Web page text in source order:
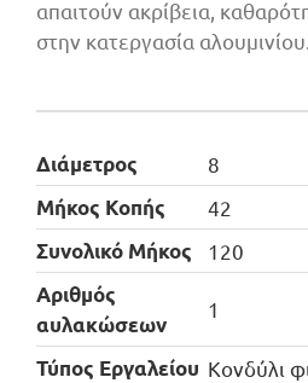
απαιτούν ακρίβεια,
στην κατεργασία αλουμινίου.
Διάμετρος
8
Μήκος Κοπής
42
Συνολικό Μήκος
120
Αριθμός
αυλακώσεων
1
Τύπος Εργαλείου Κονδύλι